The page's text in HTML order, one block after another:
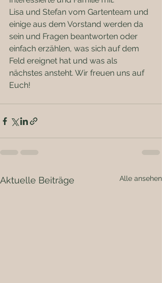
Lisa und Stefan vom Gartenteam und
einige aus dem Vorstand werden da
sein und Fragen beantworten oder
einfach erzählen, was sich auf dem
Feld ereignet hat und was als
nächstes ansteht. Wir freuen uns auf
Euch!
Aktuelle Beiträge Alle ansehen